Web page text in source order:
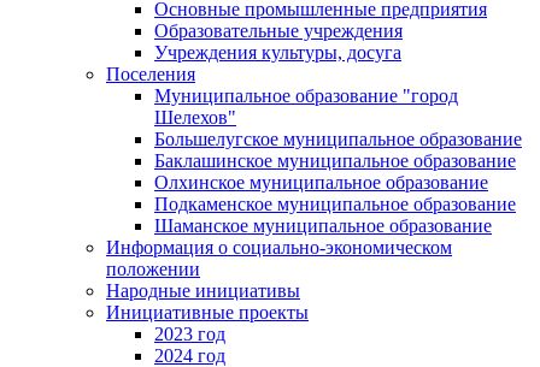
Основные промышленные предприятия
Образовательные учреждения
Учреждения культуры, досуга
Поселения
Муниципальное образование "город
Шелехов"
Большелугское муниципальное образование
Баклашинское муниципальное образование
Олхинское муниципальное образование
Подкаменское муниципальное образование
Шаманское муниципальное образование
Информация о социально-экономическом
положении
Народные инициативы
Инициативные проекты
2023 год
2024 год